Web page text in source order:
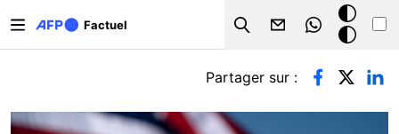
Factuel
Search
Mode
sombre
Onglets principaux
Partager sur :